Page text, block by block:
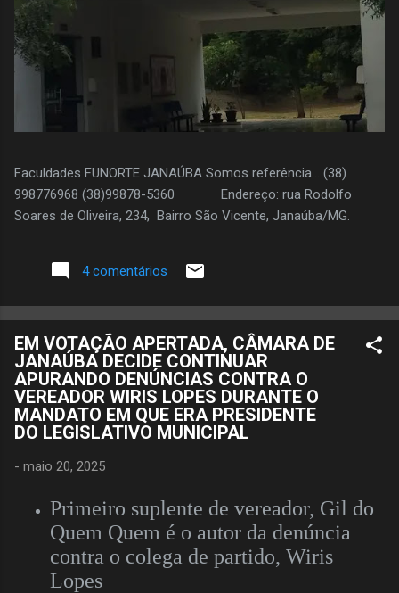
Faculdades FUNORTE JANAÚBA Somos referência... (38)
998776968 (38)99878-5360 Endereço: rua Rodolfo
Soares de Oliveira, 234, Bairro São Vicente, Janaúba/MG.
4 comentários
EM VOTAÇÃO APERTADA, CÂMARA DE
JANAÚBA DECIDE CONTINUAR
APURANDO DENÚNCIAS CONTRA O
VEREADOR WIRIS LOPES DURANTE O
MANDATO EM QUE ERA PRESIDENTE
DO LEGISLATIVO MUNICIPAL
- maio 20, 2025
Primeiro suplente de vereador, Gil do
Quem Quem é o autor da denúncia
contra o colega de partido, Wiris
Lopes